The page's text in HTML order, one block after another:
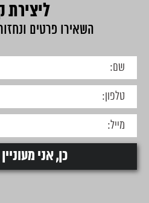
ליצירת
השאירו פרטים